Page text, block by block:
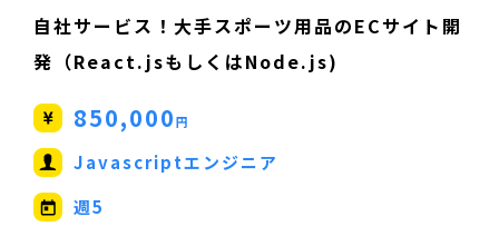
自社サービス！大手スポーツ用品のECサイト開
発（React.jsもしくはNode.js)
850,000円
Javascriptエンジニア
週5